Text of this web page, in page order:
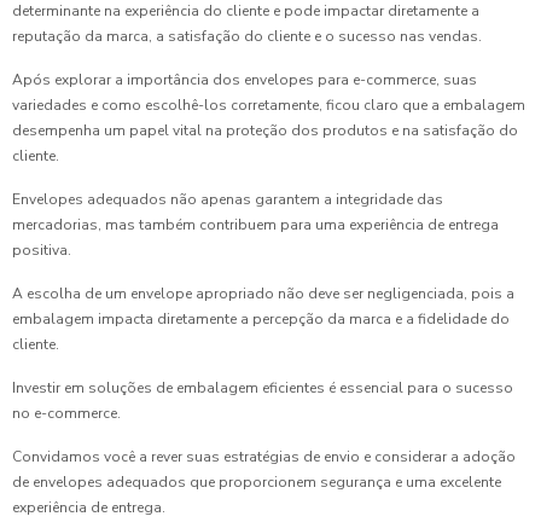
determinante na experiência do cliente e pode impactar diretamente a
reputação da marca, a satisfação do cliente e o sucesso nas vendas.
Após explorar a importância dos envelopes para e-commerce, suas
variedades e como escolhê-los corretamente, ficou claro que a embalagem
desempenha um papel vital na proteção dos produtos e na satisfação do
cliente.
Envelopes adequados não apenas garantem a integridade das
mercadorias, mas também contribuem para uma experiência de entrega
positiva.
A escolha de um envelope apropriado não deve ser negligenciada, pois a
embalagem impacta diretamente a percepção da marca e a fidelidade do
cliente.
Investir em soluções de embalagem eficientes é essencial para o sucesso
no e-commerce.
Convidamos você a rever suas estratégias de envio e considerar a adoção
de envelopes adequados que proporcionem segurança e uma excelente
experiência de entrega.